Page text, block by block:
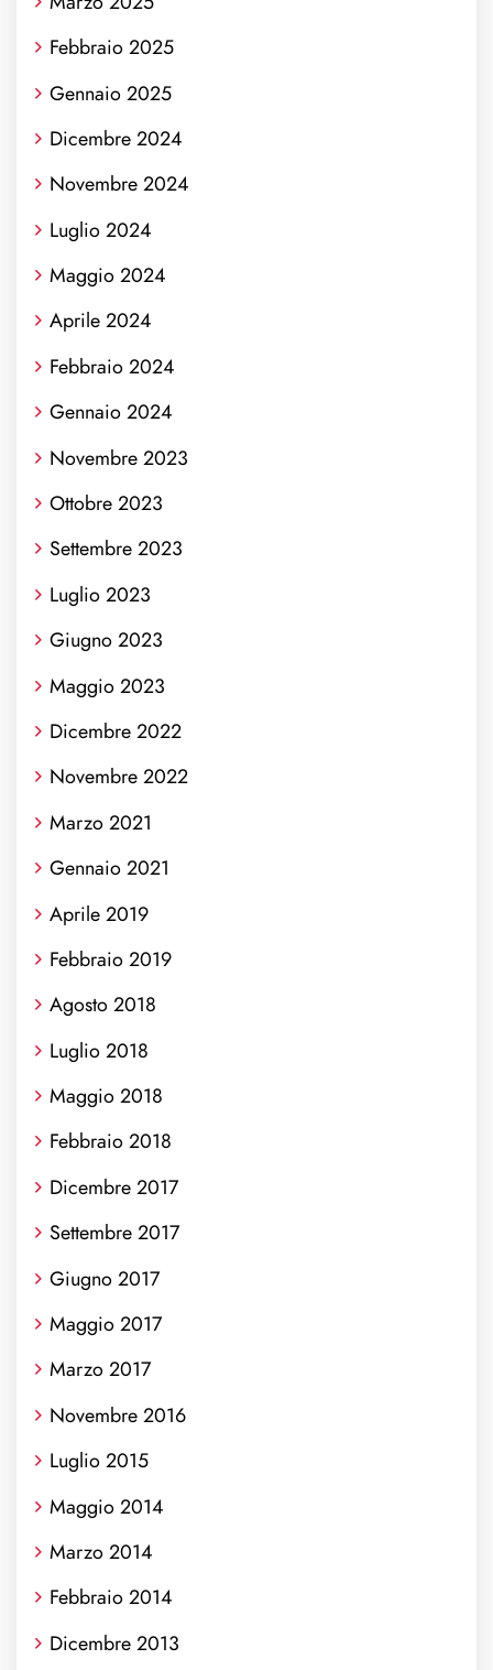
Febbraio 2025
Gennaio 2025
Dicembre 2024
Novembre 2024
Luglio 2024
Maggio 2024
Aprile 2024
Febbraio 2024
Gennaio 2024
Novembre 2023
Ottobre 2023
Settembre 2023
Luglio 2023
Giugno 2023
Maggio 2023
Dicembre 2022
Novembre 2022
Marzo 2021
Gennaio 2021
Aprile 2019
Febbraio 2019
Agosto 2018
Luglio 2018
Maggio 2018
Febbraio 2018
Dicembre 2017
Settembre 2017
Giugno 2017
Maggio 2017
Marzo 2017
Novembre 2016
Luglio 2015
Maggio 2014
Marzo 2014
Febbraio 2014
Dicembre 2013